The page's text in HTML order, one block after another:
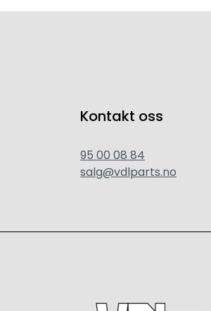
Kontakt oss
95 00 08 84
salg@vdlparts.no